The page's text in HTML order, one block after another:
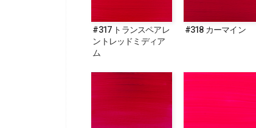
#317 トランスペアレ
ントレッドミディア
ム
#318 カーマイン